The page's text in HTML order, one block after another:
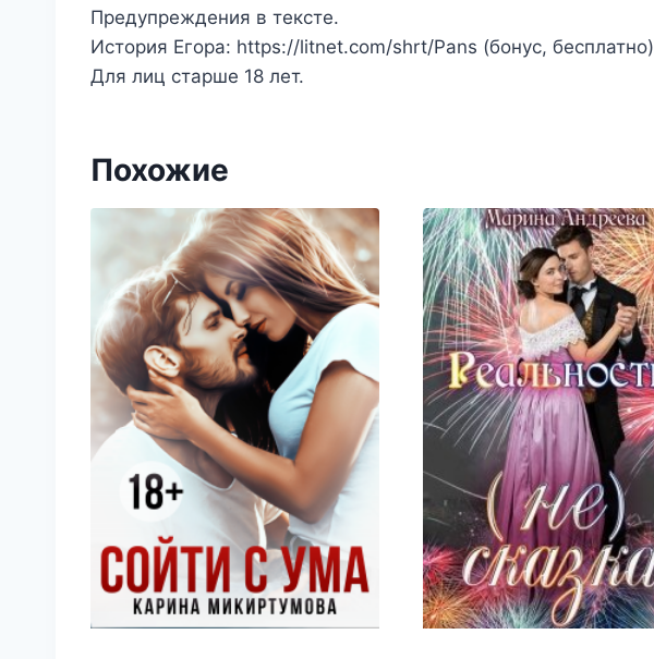
Предупреждения в тексте.
История Егора: https://litnet.com/shrt/Pans (бонус, бесплатно)
Для лиц старше 18 лет.
Похожие